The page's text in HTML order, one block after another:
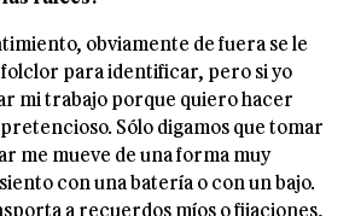
obviamente de fuera se le
para identificar, pero si yo
mi trabajo porque quiero hacer
Sólo digamos que tomar
me mueve de una forma muy
con una batería o con un bajo.
a recuerdos míos o fijaciones,